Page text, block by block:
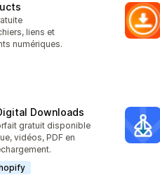
5
liens et
numériques.
Downloads
5
gratuit disponible
vidéos, PDF en